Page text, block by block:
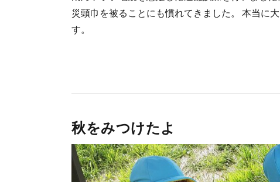
災頭巾を被ることにも慣れてきました。 本当に
す。
秋をみつけたよ